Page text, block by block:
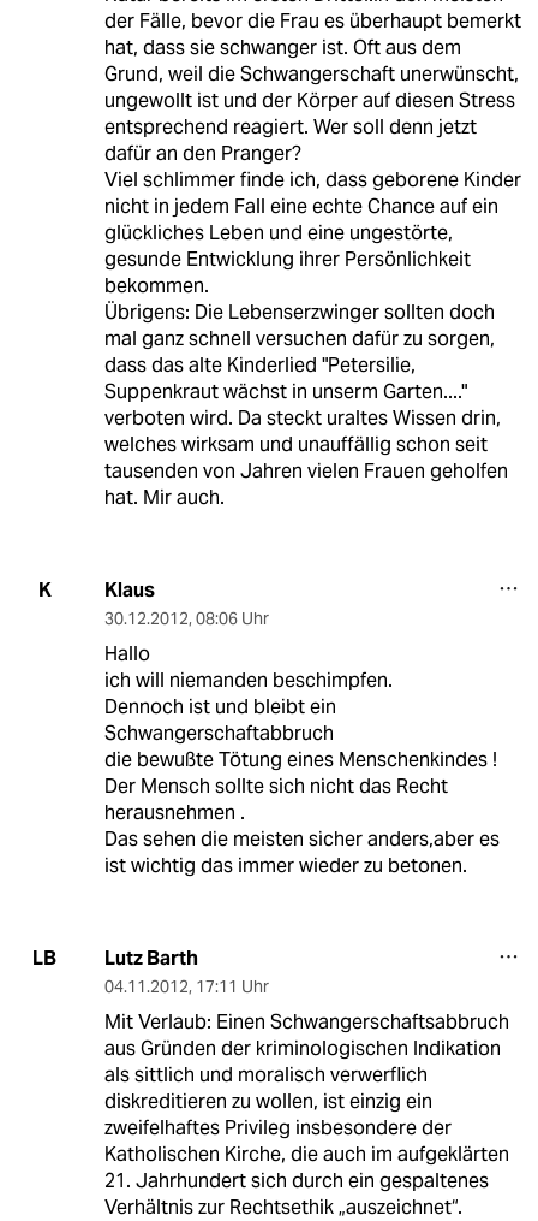
der Fälle, bevor die Frau es überhaupt bemerkt
hat, dass sie schwanger ist. Oft aus dem
Grund, weil die Schwangerschaft unerwünscht,
ungewollt ist und der Körper auf diesen Stress
entsprechend reagiert. Wer soll denn jetzt
dafür an den Pranger?
Viel schlimmer finde ich, dass geborene Kinder
nicht in jedem Fall eine echte Chance auf ein
glückliches Leben und eine ungestörte,
gesunde Entwicklung ihrer Persönlichkeit
bekommen.
Übrigens: Die Lebenserzwinger sollten doch
mal ganz schnell versuchen dafür zu sorgen,
dass das alte Kinderlied "Petersilie,
Suppenkraut wächst in unserm Garten...."
verboten wird. Da steckt uraltes Wissen drin,
welches wirksam und unauffällig schon seit
tausenden von Jahren vielen Frauen geholfen
hat. Mir auch.
K Klaus
30.12.2012, 08:06 Uhr
Hallo
ich will niemanden beschimpfen.
Dennoch ist und bleibt ein
Schwangerschaftabbruch
die bewußte Tötung eines Menschenkindes !
Der Mensch sollte sich nicht das Recht
herausnehmen .
Das sehen die meisten sicher anders,aber es
ist wichtig das immer wieder zu betonen.
LB Lutz Barth
04.11.2012, 17:11 Uhr
Mit Verlaub: Einen Schwangerschaftsabbruch
aus Gründen der kriminologischen Indikation
als sittlich und moralisch verwerflich
diskreditieren zu wollen, ist einzig ein
zweifelhaftes Privileg insbesondere der
Katholischen Kirche, die auch im aufgeklärten
21. Jahrhundert sich durch ein gespaltenes
Verhältnis zur Rechtsethik „auszeichnet“.